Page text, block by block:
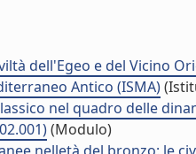
dell'Egeo e del Vicino
Antico (ISMA)
nel quadro delle
(Modulo)